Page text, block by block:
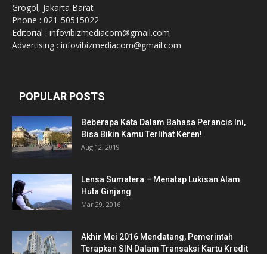
Grogol, Jakarta Barat
Phone : 021-50515022
Editorial : infovibizmediacom@gmail.com
Advertising : infovibizmediacom@gmail.com
POPULAR POSTS
Beberapa Kata Dalam Bahasa Perancis Ini,
Bisa Bikin Kamu Terlihat Keren!
Aug 12, 2019
Lensa Sumatera – Menatap Lukisan Alam
Huta Ginjang
Mar 29, 2016
Akhir Mei 2016 Mendatang, Pemerintah
Terapkan SIN Dalam Transaksi Kartu Kredit